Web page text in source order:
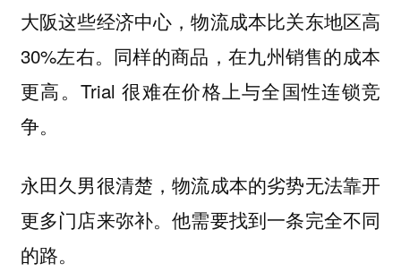
大阪这些经济中心，物流成本比关东地区高
30%左右。同样的商品，在九州销售的成本
更高。Trial 很难在价格上与全国性连锁竞
争。
永田久男很清楚，物流成本的劣势无法靠开
更多门店来弥补。他需要找到一条完全不同
的路。